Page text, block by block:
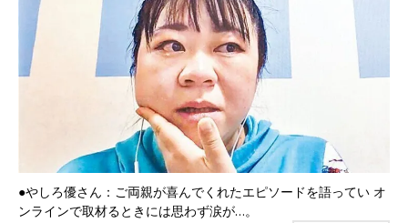
●やしろ優さん：ご両親が喜んでくれたエピソードを語ってい オ
ンラインで取材るときには思わず涙が…。